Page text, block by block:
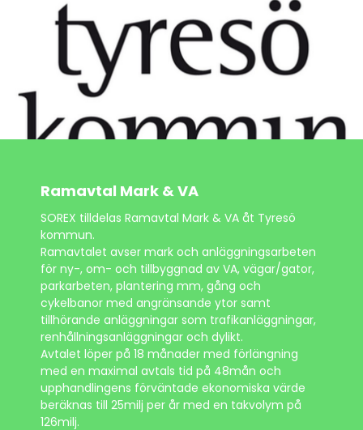
Ramavtal Mark & VA
SOREX tilldelas Ramavtal Mark & VA åt Tyresö
kommun.
Ramavtalet avser mark och anläggningsarbeten
för ny-, om- och tillbyggnad av VA, vägar/gator,
parkarbeten, plantering mm, gång och
cykelbanor med angränsande ytor samt
tillhörande anläggningar som trafikanläggningar,
renhållningsanläggningar och dylikt.
Avtalet löper på 18 månader med förlängning
med en maximal avtals tid på 48mån och
upphandlingens förväntade ekonomiska värde
beräknas till 25milj per år med en takvolym på
126milj.